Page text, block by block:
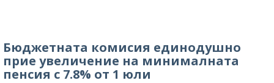
Бюджетната комисия единодушно
прие увеличение на минималната
пенсия с 7.8% от 1 юли